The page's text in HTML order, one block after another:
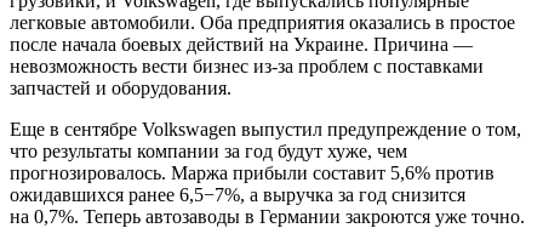
легковые автомобили. Оба предприятия оказались в простое
после начала боевых действий на Украине. Причина —
невозможность вести бизнес из-за проблем с поставками
запчастей и оборудования.
Еще в сентябре Volkswagen выпустил предупреждение о том,
что результаты компании за год будут хуже, чем
прогнозировалось. Маржа прибыли составит 5,6% против
ожидавшихся ранее 6,5−7%, а выручка за год снизится
на 0,7%. Теперь автозаводы в Германии закроются уже точно.